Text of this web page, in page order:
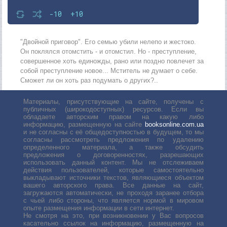
-10 +10
"Двойной приговор". Его семью убили нелепо и жестоко.
Он поклялся отомстить - и отомстил. Но - преступление,
совершенное хоть единожды, рано или поздно повлечет за
собой преступление новое... Мститель не думает о себе.
Сможет ли он хоть раз подумать о других?..
Материалы, присутствующие на сайте, получены с
публичных (широкодоступных) ресурсов. Если вы
обладаете авторским правом на какую либо
информацию, размещенную на сайте booksonline.com.ua
и не согласны с её общедоступностью в будущем, то мы
согласны рассмотреть предложения по удалению
определенного материала, а также обсудить
предложения о договоренностях, разрешающих
использовать данный контент. Мы не отслеживаем
действия пользователей, которые самостоятельно
выкладывают источники текстов, являющиеся объектом
вашего авторского права. Все данные на сайт,
загружаются автоматически, не проходя заранее отбора
с чьей либо стороны, что является нормой в мировом
опыте размещения информации в сети интернет.
Не смотря на это, при возникновении у Вас вопросов
касательно ссылок на информацию, размещенную на